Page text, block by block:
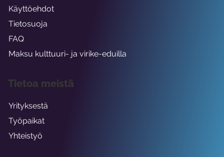
Käyttöehdot
Tietosuoja
FAQ
Maksu kulttuuri- ja virike-eduilla
Tietoa meistä
Yrityksestä
Työpaikat
Yhteistyö